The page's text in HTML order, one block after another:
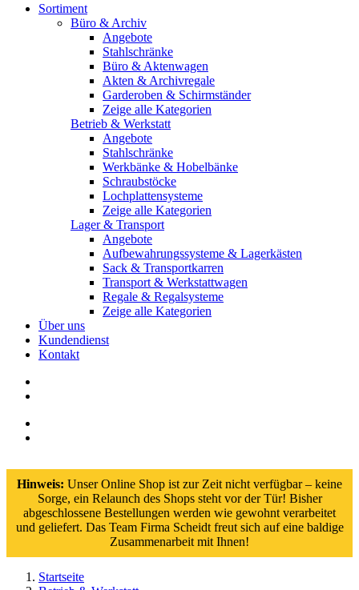
Sortiment
Büro & Archiv
Angebote
Stahlschränke
Büro & Aktenwagen
Akten & Archivregale
Garderoben & Schirmständer
Zeige alle Kategorien
Betrieb & Werkstatt
Angebote
Stahlschränke
Werkbänke & Hobelbänke
Schraubstöcke
Lochplattensysteme
Zeige alle Kategorien
Lager & Transport
Angebote
Aufbewahrungssysteme & Lagerkästen
Sack & Transportkarren
Transport & Werkstattwagen
Regale & Regalsysteme
Zeige alle Kategorien
Über uns
Kundendienst
Kontakt
Hinweis: Unser Online Shop ist zur Zeit nicht verfügbar – keine
Sorge, ein Relaunch des Shops steht vor der Tür! Bisher
abgeschlossene Bestellungen werden wie gewohnt verarbeitet
und geliefert. Das Team Firma Scheidt freut sich auf eine baldige
Zusammenarbeit mit Ihnen!
Startseite